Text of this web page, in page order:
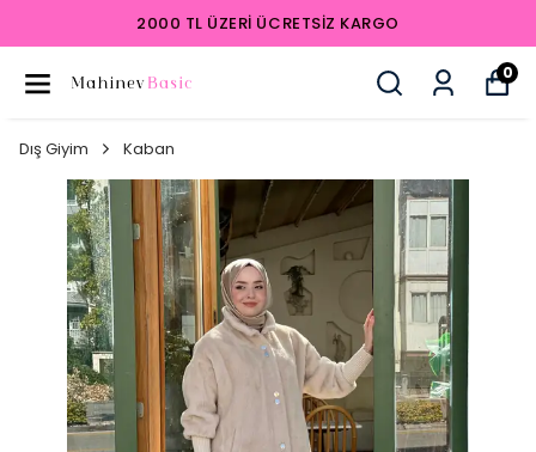
2000 TL ÜZERI ÜCRETSIZ KARGO
0
Dış Giyim Kaban